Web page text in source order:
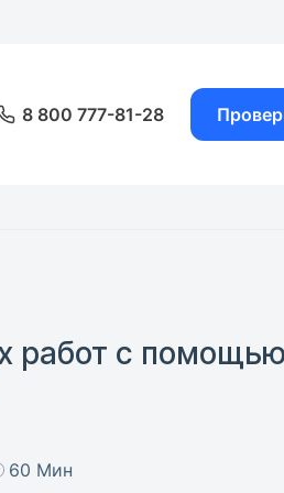
8 800 777-81-28
работ с
60 Мин